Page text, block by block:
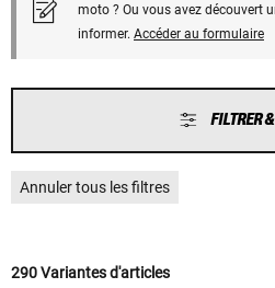
moto ? Ou vous avez découvert
informer. Accéder au formulaire
FILTRER
Annuler tous les filtres
290 Variantes d'articles